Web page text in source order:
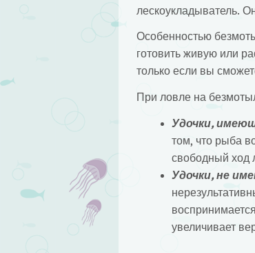
лескоукладыватель.
Особенностью
готовить живую или
только если вы
При ловле на
Удочки,
том, что рыба
свободный ход
Удочки, не
увеличивает